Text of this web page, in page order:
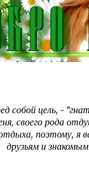
собой цель, -
своего рода
поэтому, я
друзьям и